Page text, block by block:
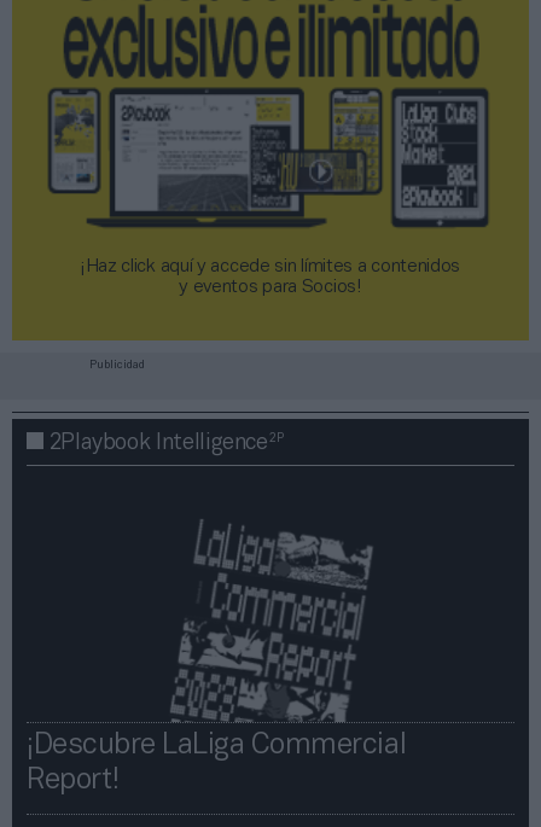
¡Haz click aquí y accede sin límites a contenidos
y eventos para Socios!​​​​​​​
Publicidad
2Playbook Intelligence2P
¡Descubre LaLiga Commercial
Report!​​